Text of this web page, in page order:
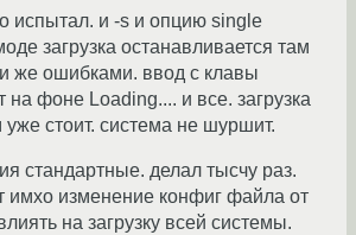
испытал. и -s и опцию single
загрузка останавливается там
же ошибками. ввод с клавы
на фоне Loading.... и все. загрузка
уже стоит. система не шуршит.
стандартные. делал тысчу раз.
имхо изменение конфиг файла от
на загрузку всей системы.